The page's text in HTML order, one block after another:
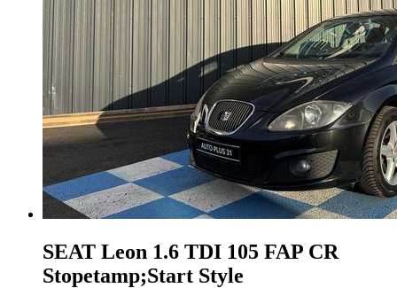
SEAT Leon 1.6 TDI 105 FAP CR
Stopetamp;Start Style